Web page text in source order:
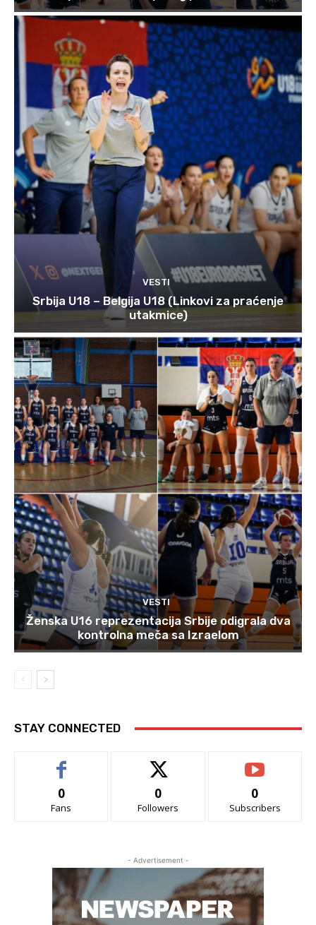
VESTI
Srbija U18 – Belgija U18 (Linkovi za praćenje
utakmice)
VESTI
Ženska U16 reprezentacija Srbije odigrala dva
kontrolna meča sa Izraelom
STAY CONNECTED
0
Fans
0
Followers
0
Subscribers
- Advertisement -